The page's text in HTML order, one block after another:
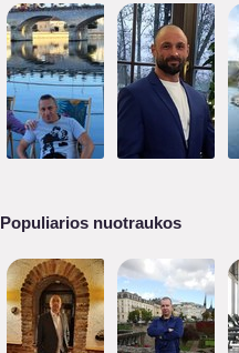
Populiarios nuotraukos